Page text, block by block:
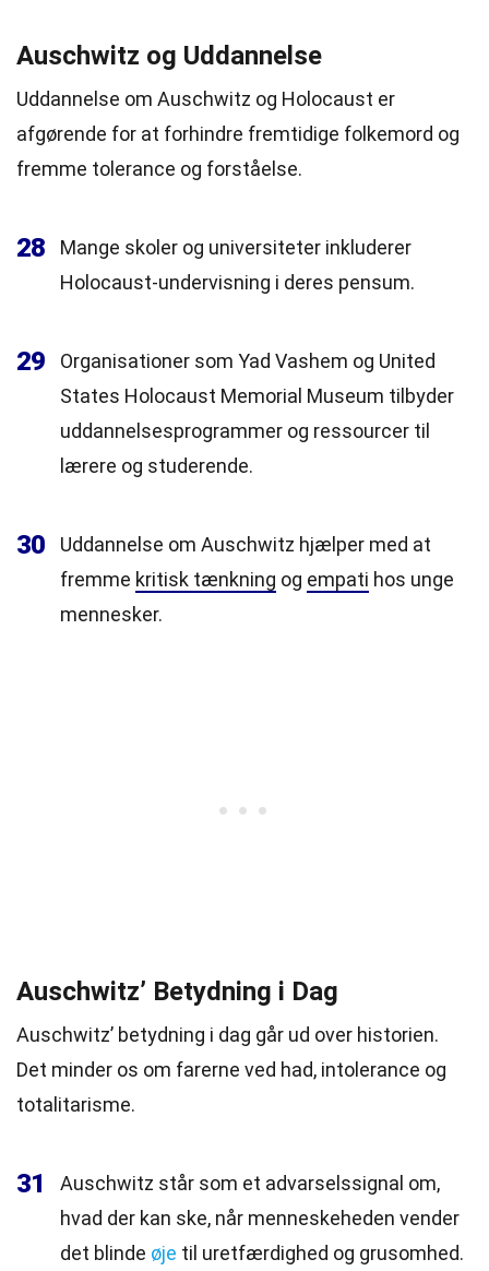
Auschwitz og Uddannelse
Uddannelse om Auschwitz og Holocaust er
afgørende for at forhindre fremtidige folkemord og
fremme tolerance og forståelse.
28
Mange skoler og universiteter inkluderer
Holocaust-undervisning i deres pensum.
29
Organisationer som Yad Vashem og United
States Holocaust Memorial Museum tilbyder
uddannelsesprogrammer og ressourcer til
lærere og studerende.
30
Uddannelse om Auschwitz hjælper med at
fremme kritisk tænkning og empati hos unge
mennesker.
Auschwitz’ Betydning i Dag
Auschwitz’ betydning i dag går ud over historien.
Det minder os om farerne ved had, intolerance og
totalitarisme.
31
Auschwitz står som et advarselssignal om,
hvad der kan ske, når menneskeheden vender
det blinde øje til uretfærdighed og grusomhed.